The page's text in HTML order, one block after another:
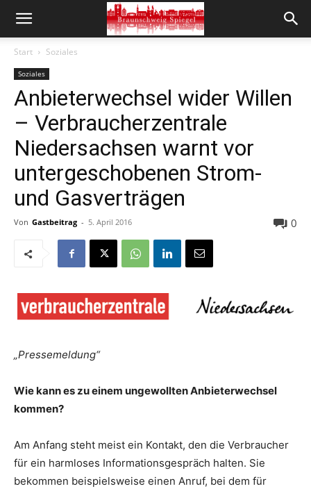
Start Soziales
Soziales
Anbieterwechsel wider Willen
– Verbraucherzentrale
Niedersachsen warnt vor
untergeschobenen Strom-
und Gasverträgen
Von Gastbeitrag - 5. April 2016 0
„Pressemeldung“
Wie kann es zu einem ungewollten Anbieterwechsel
kommen?
Am Anfang steht meist ein Kontakt, den die Verbraucher
für ein harmloses Informationsgespräch halten. Sie
bekommen beispielsweise einen Anruf, bei dem für